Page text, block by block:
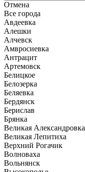
Отмена
Все города
Авдеевка
Алешки
Алчевск
Амвросиевка
Антрацит
Артемовск
Белицкое
Белозерка
Беляевка
Бердянск
Берислав
Брянка
Великая Александровка
Великая Лепитиха
Верхний Рогачик
Волноваха
Вольнянск